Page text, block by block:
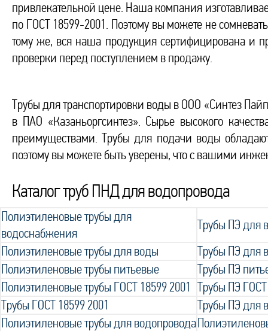
привлекательной цене. Наша компания
по ГОСТ 18599-2001. Поэтому вы можете не
тому же, вся наша продукция сертифицирована и
проверки перед поступлением в продажу.
Трубы для транспортировки воды в ООО «Синтез
в ПАО «Казаньоргсинтез». Сырье высокого
преимуществами. Трубы для подачи воды
поэтому вы можете быть уверены, что с вашими
Каталог труб ПНД для водопровода
Полиэтиленовые трубы для
водоснабжения
Трубы ПЭ для
Полиэтиленовые трубы для воды
Трубы ПЭ для
Полиэтиленовые трубы питьевые
Трубы ПЭ
Полиэтиленовые трубы ГОСТ 18599 2001
Трубы ПЭ ГОСТ
Трубы ГОСТ 18599 2001
Трубы ПЭ для
Полиэтиленовые трубы для водопровода